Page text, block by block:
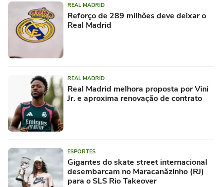
REAL MADRID
Reforço de 289 milhões deve deixar o
Real Madrid
REAL MADRID
Real Madrid melhora proposta por Vini
Jr. e aproxima renovação de contrato
ESPORTES
Gigantes do skate street internacional
desembarcam no Maracanãzinho (RJ)
para o SLS Rio Takeover